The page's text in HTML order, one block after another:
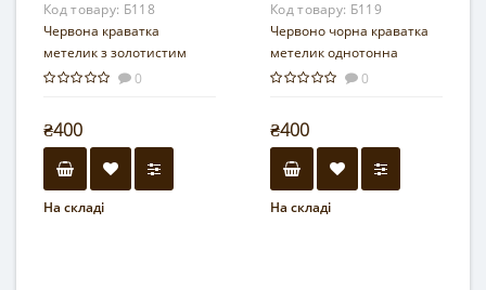
Код товару: Б118
Червона краватка
метелик з золотистим
візерунком
0
₴400
На складі
Код товару: Б119
Червоно чорна краватка
метелик однотонна
0
₴400
На складі